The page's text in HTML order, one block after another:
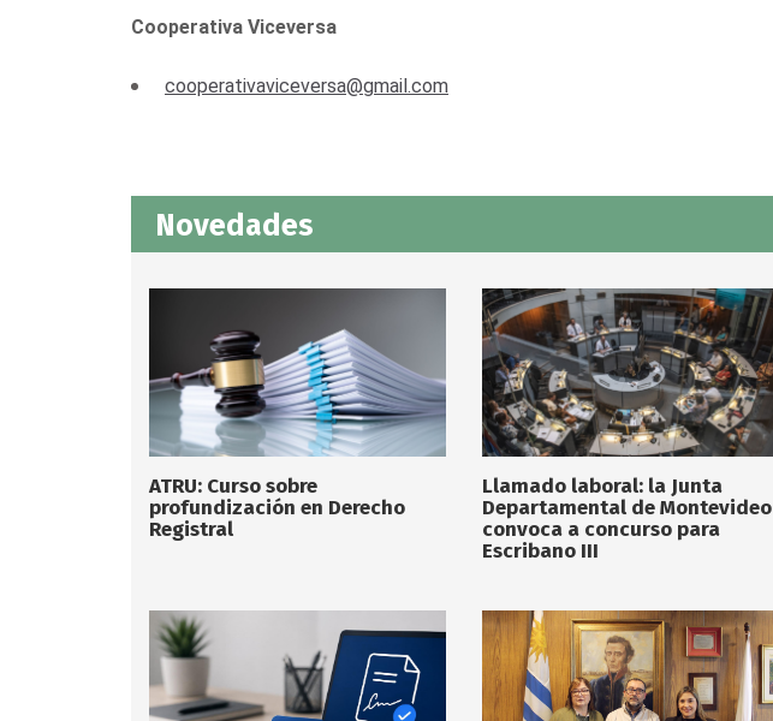
Cooperativa Viceversa
cooperativaviceversa@gmail.com
Novedades
ATRU: Curso sobre
profundización en Derecho
Registral
Llamado laboral: la Junta
Departamental de Montevideo
convoca a concurso para
Escribano III